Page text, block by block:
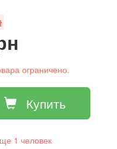
ограничено.
Купить
1 человек